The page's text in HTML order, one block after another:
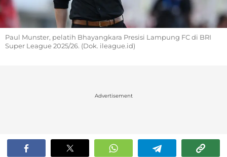
Paul Munster, pelatih Bhayangkara Presisi Lampung FC di BRI
Super League 2025/26. (Dok. ileague.id)
Advertisement